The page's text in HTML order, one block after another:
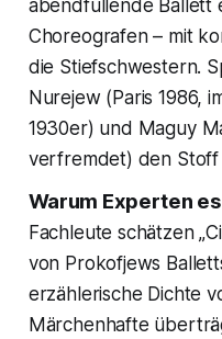
abendfüllende Ballett
Choreografen – mit
die Stiefschwestern.
Nurejew (Paris 1986,
1930er) und Maguy
verfremdet) den Stoff
Warum Experten
Fachleute schätzen
von Prokofjews
erzählerische Dichte
Märchenhafte